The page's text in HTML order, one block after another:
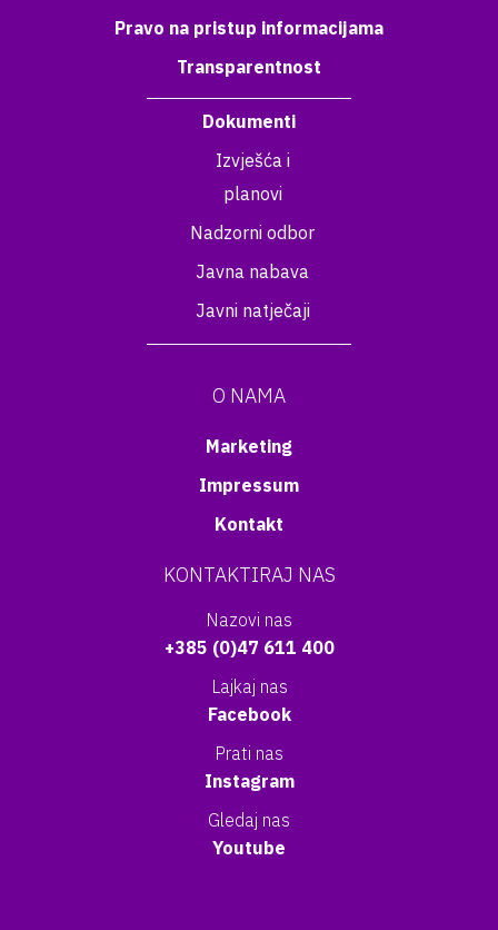
Pravo na pristup informacijama
Transparentnost
Dokumenti
Izvješća i
planovi
Nadzorni odbor
Javna nabava
Javni natječaji
O NAMA
Marketing
Impressum
Kontakt
KONTAKTIRAJ NAS
Nazovi nas
+385 (0)47 611 400
Lajkaj nas
Facebook
Prati nas
Instagram
Gledaj nas
Youtube